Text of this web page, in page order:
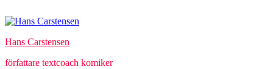
till
Hans Carstensen
författare textcoach komiker